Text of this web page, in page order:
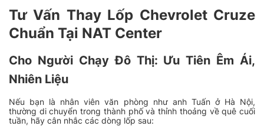
Tư Vấn Thay Lốp Chevrolet Cruze
Chuẩn Tại NAT Center
Cho Người Chạy Đô Thị: Ưu Tiên Êm Ái,
Nhiên Liệu
Nếu bạn là nhân viên văn phòng như anh Tuấn ở Hà Nội,
thường di chuyển trong thành phố và thỉnh thoảng về quê cuối
tuần, hãy cân nhắc các dòng lốp sau: